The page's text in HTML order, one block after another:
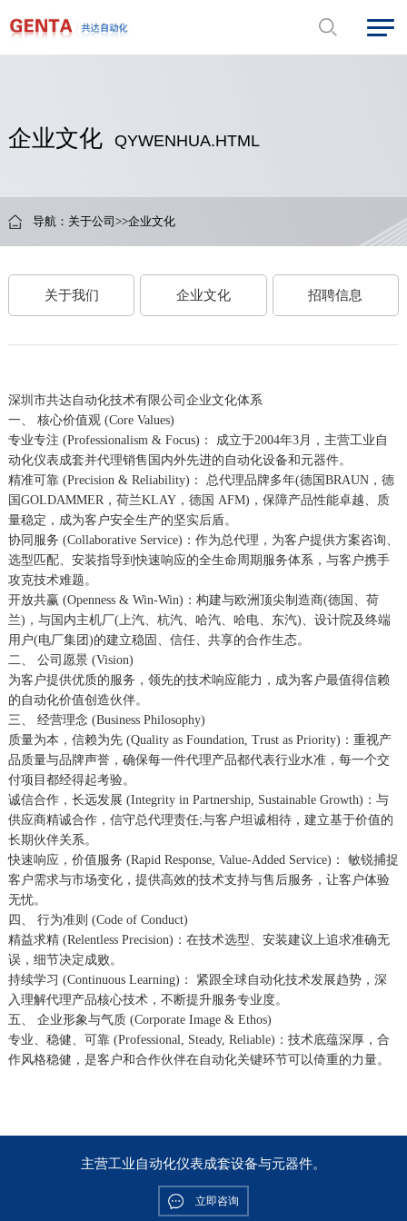
企业文化 QYWENHUA.HTML
导航： 关于公司>>企业文化
关于我们 企业文化 招聘信息
深圳市共达自动化技术有限公司企业文化体系
一、 核心价值观 (Core Values)
专业专注 (Professionalism & Focus)： 成立于2004年3月，主营工业自
动化仪表成套并代理销售国内外先进的自动化设备和元器件。
精准可靠 (Precision & Reliability)： 总代理品牌多年(德国BRAUN，德
国GOLDAMMER，荷兰KLAY，德国 AFM)，保障产品性能卓越、质
量稳定，成为客户安全生产的坚实后盾。
协同服务 (Collaborative Service)：作为总代理，为客户提供方案咨询、
选型匹配、安装指导到快速响应的全生命周期服务体系，与客户携手
攻克技术难题。
开放共赢 (Openness & Win-Win)：构建与欧洲顶尖制造商(德国、荷
兰)，与国内主机厂(上汽、杭汽、哈汽、哈电、东汽)、设计院及终端
用户(电厂集团)的建立稳固、信任、共享的合作生态。
二、 公司愿景 (Vision)
为客户提供优质的服务，领先的技术响应能力，成为客户最值得信赖
的自动化价值创造伙伴。
三、 经营理念 (Business Philosophy)
质量为本，信赖为先 (Quality as Foundation, Trust as Priority)：重视产
品质量与品牌声誉，确保每一件代理产品都代表行业水准，每一个交
付项目都经得起考验。
诚信合作，长远发展 (Integrity in Partnership, Sustainable Growth)：与
供应商精诚合作，信守总代理责任;与客户坦诚相待，建立基于价值的
长期伙伴关系。
快速响应，价值服务 (Rapid Response, Value-Added Service)： 敏锐捕捉
客户需求与市场变化，提供高效的技术支持与售后服务，让客户体验
无忧。
四、 行为准则 (Code of Conduct)
精益求精 (Relentless Precision)：在技术选型、安装建议上追求准确无
误，细节决定成败。
持续学习 (Continuous Learning)： 紧跟全球自动化技术发展趋势，深
入理解代理产品核心技术，不断提升服务专业度。
五、 企业形象与气质 (Corporate Image & Ethos)
专业、稳健、可靠 (Professional, Steady, Reliable)：技术底蕴深厚，合
作风格稳健，是客户和合作伙伴在自动化关键环节可以倚重的力量。
主营工业自动化仪表成套设备与元器件。
立即咨询